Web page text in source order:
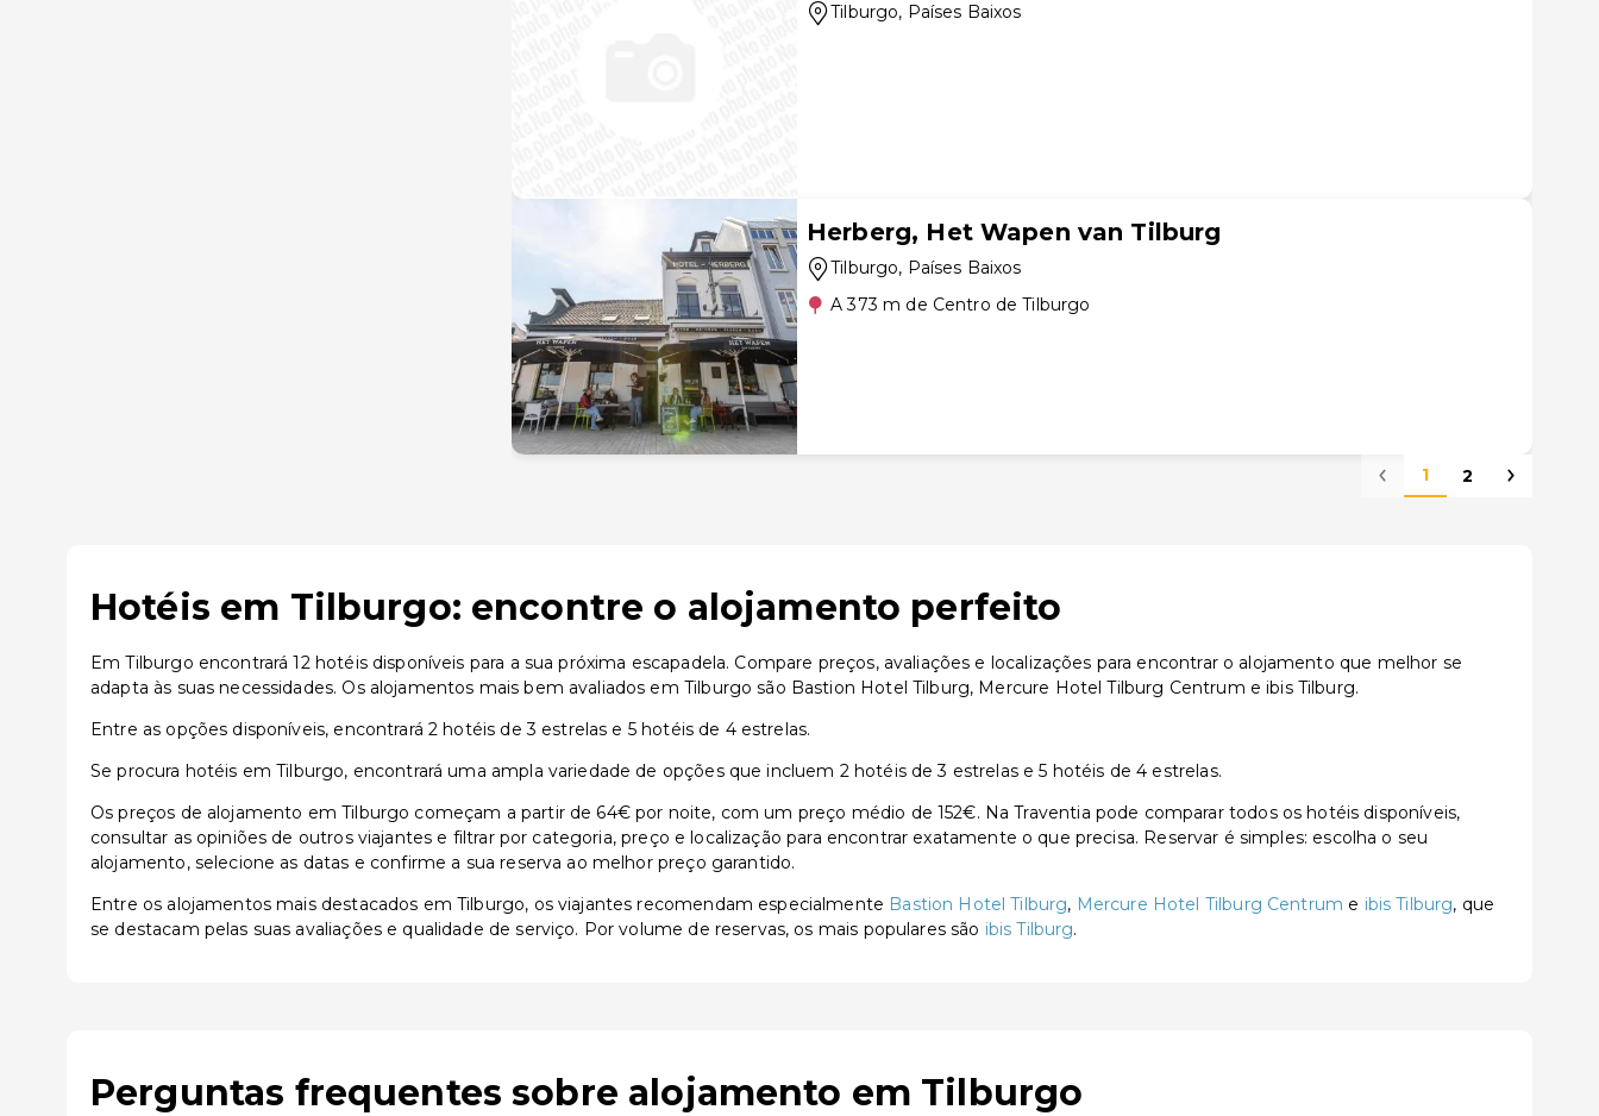
Tilburgo, Países Baixos
Herberg, Het Wapen van Tilburg
Tilburgo, Países Baixos
A 373 m de Centro de Tilburgo
1 2
Hotéis em Tilburgo: encontre o alojamento perfeito
Em Tilburgo encontrará 12 hotéis disponíveis para a sua próxima escapadela. Compare preços, avaliações e localizações para encontrar o alojamento que melhor se
adapta às suas necessidades. Os alojamentos mais bem avaliados em Tilburgo são Bastion Hotel Tilburg, Mercure Hotel Tilburg Centrum e ibis Tilburg.
Entre as opções disponíveis, encontrará 2 hotéis de 3 estrelas e 5 hotéis de 4 estrelas.
Se procura hotéis em Tilburgo, encontrará uma ampla variedade de opções que incluem 2 hotéis de 3 estrelas e 5 hotéis de 4 estrelas.
Os preços de alojamento em Tilburgo começam a partir de 64€ por noite, com um preço médio de 152€. Na Traventia pode comparar todos os hotéis disponíveis,
consultar as opiniões de outros viajantes e filtrar por categoria, preço e localização para encontrar exatamente o que precisa. Reservar é simples: escolha o seu
alojamento, selecione as datas e confirme a sua reserva ao melhor preço garantido.
Entre os alojamentos mais destacados em Tilburgo, os viajantes recomendam especialmente Bastion Hotel Tilburg, Mercure Hotel Tilburg Centrum e ibis Tilburg, que
se destacam pelas suas avaliações e qualidade de serviço. Por volume de reservas, os mais populares são ibis Tilburg.
Perguntas frequentes sobre alojamento em Tilburgo